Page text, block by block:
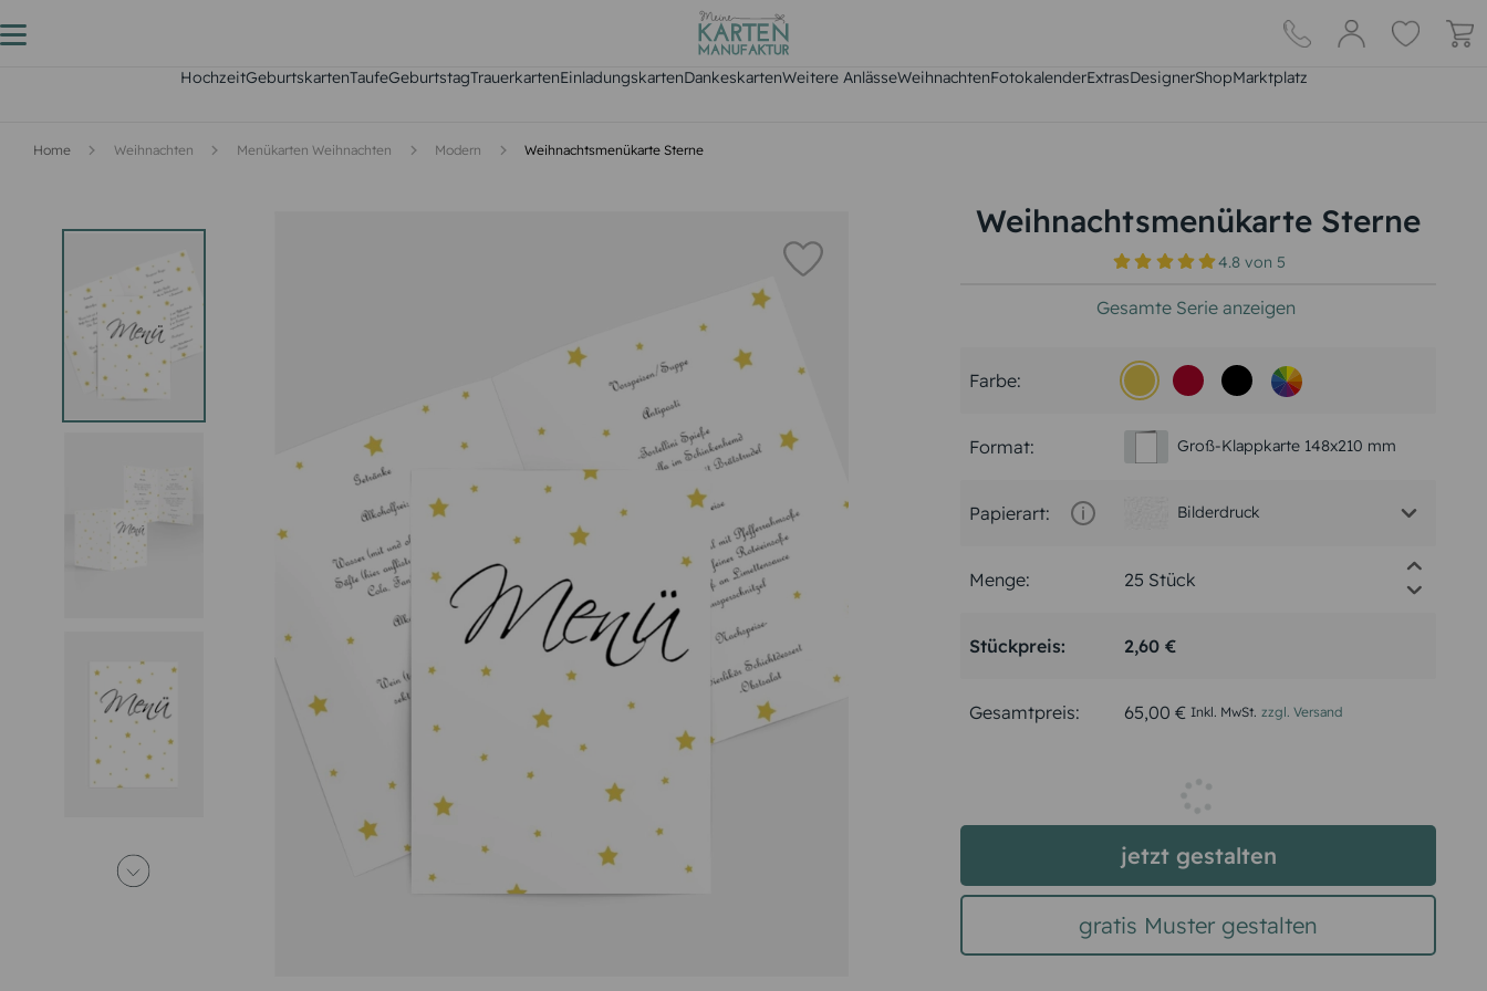
HochzeitGeburtskartenTaufeGeburtstagTrauerkartenEinladungskartenDankeskartenWeitere AnlässeWeihnachtenFotokalenderExtrasDesignerShopMarktplatz
Home Weihnachten Menükarten Weihnachten Modern Weihnachtsmenükarte Sterne
Weihnachtsmenükarte Sterne
4.8von 5
Gesamte Serie anzeigen
Farbe:
Format: Groß-Klappkarte 148x210 mm
Papierart: Bilderdruck
Menge:
Stückpreis: 2,60 €
Gesamtpreis: 65,00 € Inkl. MwSt. zzgl. Versand
jetzt gestalten
gratis Muster gestalten